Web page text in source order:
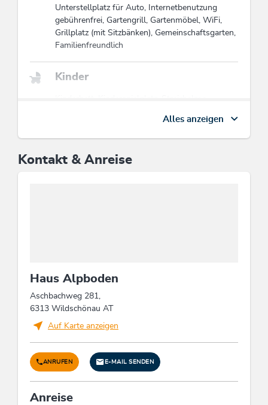
Urlaub am Bauernhof
Unterstellplatz für Auto, Internetbenutzung
gebührenfrei, Gartengrill, Gartenmöbel, WiFi,
Grillplatz (mit Sitzbänken), Gemeinschaftsgarten,
Familienfreundlich
Kinder
Babybett, Sandkasten, Spiele für drinnen
Mobilität
Ziegen, Hasen, Schafe
Rührstäbchen und Deko-Elementen, Vermeidung
von Einwegverpackungen, Mülltrennung /
Alles anzeigen
Kontakt & Anreise
Haus Alpboden
Aschbachweg 281,
6313 Wildschönau AT
Auf Karte anzeigen
ANRUFEN E-MAIL SENDEN
Anreise